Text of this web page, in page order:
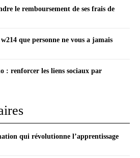
le remboursement de ses frais de
que personne ne vous a jamais
: renforcer les liens sociaux par
qui révolutionne l’apprentissage